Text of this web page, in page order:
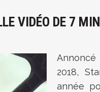
VIDÉO DE 7
2018,
année